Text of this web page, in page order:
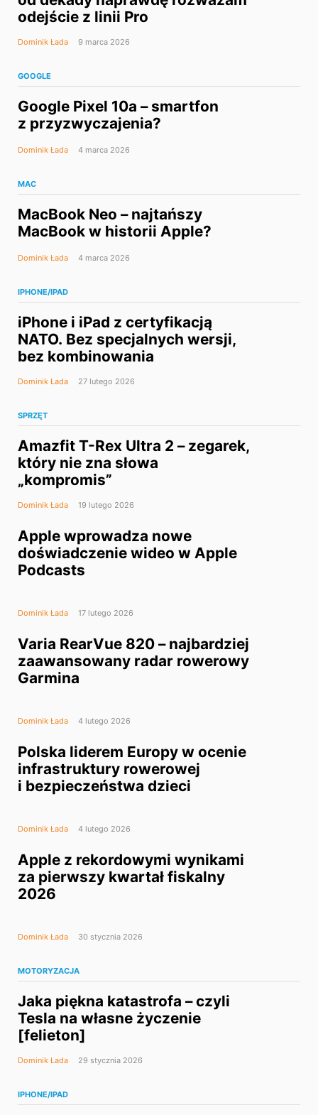
odejście z linii Pro
Dominik Łada 9 marca 2026
GOOGLE
Google Pixel 10a – smartfon
z przyzwyczajenia?
Dominik Łada 4 marca 2026
MAC
MacBook Neo – najtańszy
MacBook w historii Apple?
Dominik Łada 4 marca 2026
IPHONE/IPAD
iPhone i iPad z certyfikacją
NATO. Bez specjalnych wersji,
bez kombinowania
Dominik Łada 27 lutego 2026
SPRZĘT
Amazfit T-Rex Ultra 2 – zegarek,
który nie zna słowa
„kompromis”
Dominik Łada 19 lutego 2026
Apple wprowadza nowe
doświadczenie wideo w Apple
Podcasts
Dominik Łada 17 lutego 2026
Varia RearVue 820 – najbardziej
zaawansowany radar rowerowy
Garmina
Dominik Łada 4 lutego 2026
Polska liderem Europy w ocenie
infrastruktury rowerowej
i bezpieczeństwa dzieci
Dominik Łada 4 lutego 2026
Apple z rekordowymi wynikami
za pierwszy kwartał fiskalny
2026
Dominik Łada 30 stycznia 2026
MOTORYZACJA
Jaka piękna katastrofa – czyli
Tesla na własne życzenie
[felieton]
Dominik Łada 29 stycznia 2026
IPHONE/IPAD